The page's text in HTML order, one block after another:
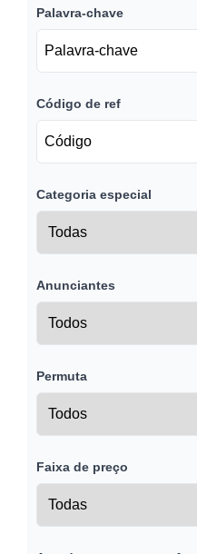
Palavra-chave
Código de ref
Categoria especial
Anunciantes
Permuta
Faixa de preço